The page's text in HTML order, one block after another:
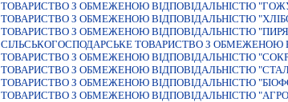
ТОВАРИСТВО З ОБМЕЖЕНОЮ ВIДПОВIДАЛЬНIСТЮ
ТОВАРИСТВО З ОБМЕЖЕНОЮ ВIДПОВIДАЛЬНIСТЮ
ТОВАРИСТВО З ОБМЕЖЕНОЮ ВIДПОВIДАЛЬНIСТЮ
СIЛЬСЬКОГОСПОДАРСЬКЕ ТОВАРИСТВО З
ТОВАРИСТВО З ОБМЕЖЕНОЮ ВIДПОВIДАЛЬНIСТЮ
ТОВАРИСТВО З ОБМЕЖЕНОЮ ВIДПОВIДАЛЬНIСТЮ
ТОВАРИСТВО З ОБМЕЖЕНОЮ ВIДПОВIДАЛЬНIСТЮ
ТОВАРИСТВО З ОБМЕЖЕНОЮ ВIДПОВIДАЛЬНIСТЮ